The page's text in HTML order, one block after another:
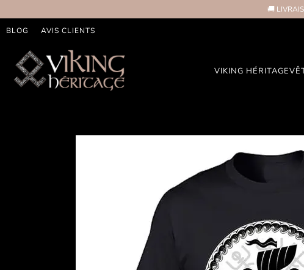
🚚
BLOG AVIS CLIENTS
VIKING HÉRITAGE